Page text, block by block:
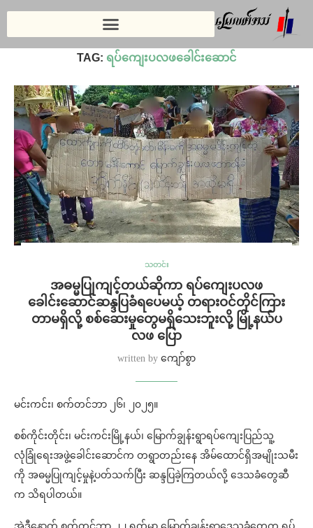
ရပ်ကျေးပလဖခေါင်းဆောင်
TAG: ရပ်ကျေးပလဖခေါင်းဆောင်
သတင်း
အဓမ္မပြုကျင့်တယ်ဆိုကာ ရပ်ကျေးပလဖ
ခေါင်းဆောင်ဆန္ဒပြခံရပေမယ့် တရားဝင်တိုင်ကြား
တာမရှိလို့ စစ်ဆေးမှုတွေမရှိသေးဘူးလို့ မြို့နယ်ပ
လဖ ပြော
written by ကျော်စွာ
မင်းကင်း၊ စက်တင်ဘာ ၂၆၊ ၂၀၂၅။
စစ်ကိုင်းတိုင်း၊ မင်းကင်းမြို့နယ်၊ မြောက်ချွန်းရွာရပ်ကျေးပြည်သူ့
လုံခြုံရေးအဖွဲ့ခေါင်းဆောင်က တရွာတည်းနေ အိမ်ထောင်ရှိအမျိုးသမီး
ကို အဓမ္မပြုကျင့်မှုနဲ့ပတ်သက်ပြီး ဆန္ဒပြခဲ့ကြတယ်လို့ ဒေသခံတွေဆီ
က သိရပါတယ်။